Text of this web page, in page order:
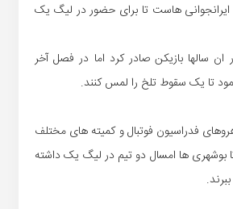
هاست تا برای حضور در لیگ یک
ان سالها بازیکن صادر کرد اما در فصل آخر
تا یک سقوط تلخ را لمس کنند.
فدراسیون فوتبال و کمیته های مختلف
بوشهری ها امسال دو تیم در لیگ یک داشته